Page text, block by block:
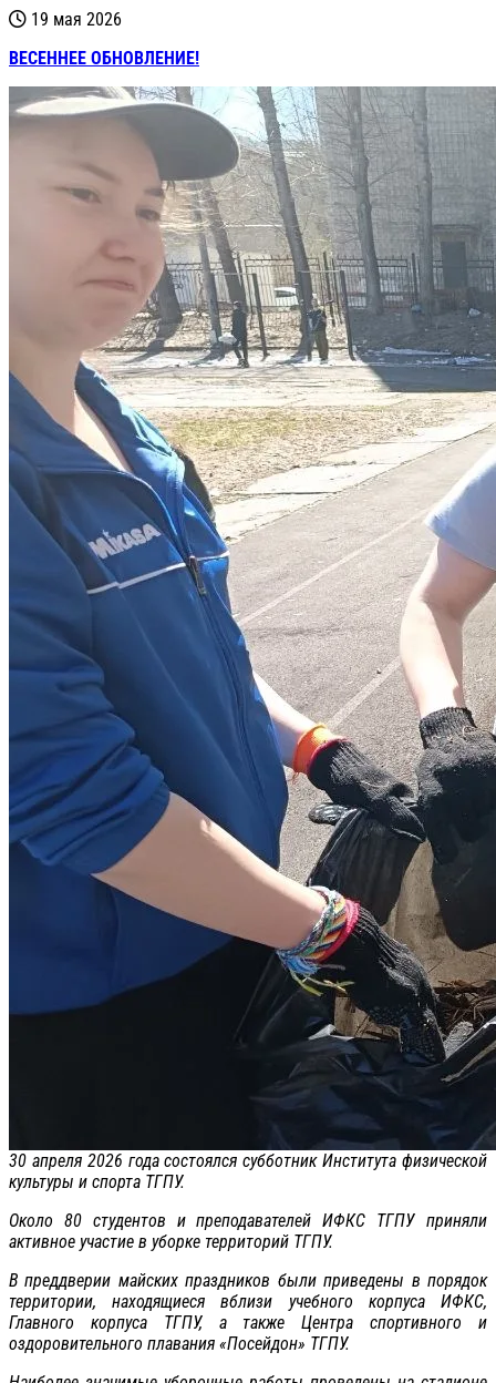
19 мая 2026
ВЕСЕННЕЕ ОБНОВЛЕНИЕ!
30 апреля 2026 года состоялся субботник Института физической
культуры и спорта ТГПУ.
Около 80 студентов и преподавателей ИФКС ТГПУ приняли
активное участие в уборке территорий ТГПУ.
В преддверии майских праздников были приведены в порядок
территории, находящиеся вблизи учебного корпуса ИФКС,
Главного корпуса ТГПУ, а также Центра спортивного и
оздоровительного плавания «Посейдон» ТГПУ.